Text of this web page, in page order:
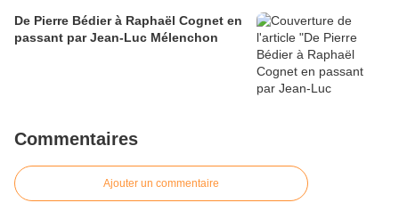
De Pierre Bédier à Raphaël Cognet en
passant par Jean-Luc Mélenchon
Commentaires
Ajouter un commentaire